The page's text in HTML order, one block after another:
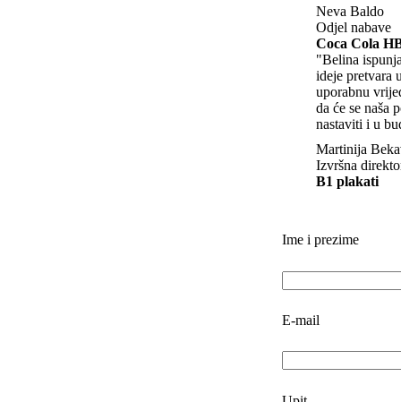
Neva Baldo
Odjel nabave
Coca Cola
"Belina
ideje pretvara
uporabnu
da će se naša
nastaviti i u
Martinija
Izvršna
B1 plakati
Ime i prezime
E-mail